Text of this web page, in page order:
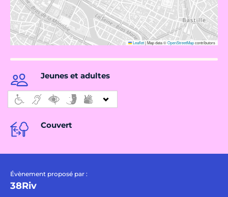
Leaflet|Map data ©OpenStreetMapcontributors
Jeunes et adultes
Couvert
Évènement proposé par :
38Riv